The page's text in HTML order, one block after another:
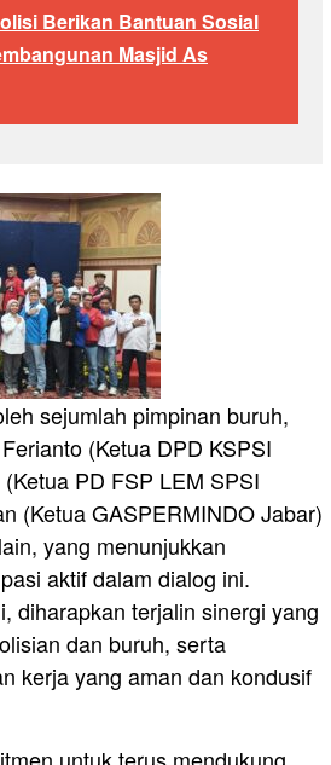
Berikan Bantuan Sosial
Masjid As
sejumlah pimpinan buruh,
(Ketua DPD KSPSI
PD FSP LEM SPSI
(Ketua GASPERMINDO Jabar)
yang menunjukkan
aktif dalam dialog ini.
diharapkan terjalin sinergi yang
dan buruh, serta
kerja yang aman dan kondusif
untuk terus mendukung